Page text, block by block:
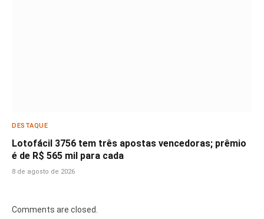
DESTAQUE
Lotofácil 3756 tem três apostas vencedoras; prêmio
é de R$ 565 mil para cada
8 de agosto de 2026
Comments are closed.